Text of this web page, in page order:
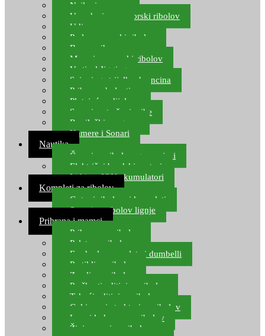
Najloni za more
Upredenice za morski ribolov
Udice za more
Perle za morski ribolov
Brum prihrana za more
Mamci za morski ribolov
Vertical Jigging
Spinning strijelke, brancina
Pribor za bolentino
Plutajuća odijela
Sonari za traženje ribe
Ronilački program
Kamere i Sonari
Nautika
Čamci za ribolov, gumenjaci
Električni brodski motori
Lithium ION akumulatori
Kompleti za ribolov
Gotovi ribolovni kompleti
Setovi za ribolov lignje
Prihrana i mamci
Prihrana za ribolov
Pelete za ribolov
Feeder lovne pelete i dumbelli
Partikli za ribolov
Zemlja za ribolov
Praškasti aditivi za ribolov
Tekući aditivi za ribolov
Gel i sprej atraktori za ribolov
Lovni kukuruz za ribolov
Živi mamci za ribolov